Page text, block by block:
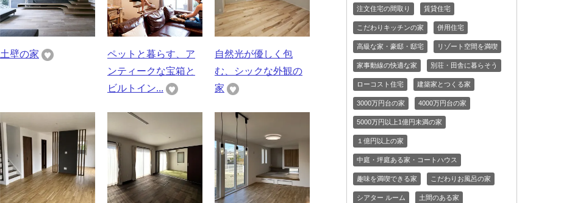
土壁の家
ペットと暮らす、ア
ンティークな宝箱と
ビルトイン...
自然光が優しく包
む、シックな外観の
家
注文住宅の間取り 賃貸住宅
こだわりキッチンの家 併用住宅
高級な家・豪邸・邸宅 リゾート空間を満喫
家事動線の快適な家 別荘・田舎に暮らそう
ローコスト住宅 建築家とつくる家
3000万円台の家 4000万円台の家
5000万円以上1億円未満の家
１億円以上の家
中庭・坪庭ある家・コートハウス
趣味を満喫できる家 こだわりお風呂の家
シアター ルーム 土間のある家